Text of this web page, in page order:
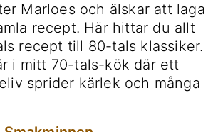
Marloes och älskar att laga
recept. Här hittar du allt
recept till 80-tals klassiker.
i mitt 70-tals-kök där ett
sprider kärlek och många